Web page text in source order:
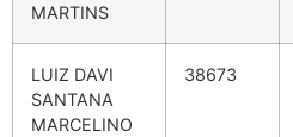
MARTINS
LUIZ DAVI
SANTANA
MARCELINO
38673